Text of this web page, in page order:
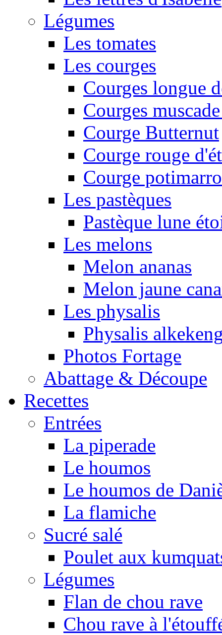
Légumes
Les tomates
Les courges
Courges longue
Courges
Courge Butternut
Courge rouge
Courge
Les pastèques
Pastèque lune
Les melons
Melon ananas
Melon jaune
Les physalis
Physalis
Photos Fortage
Abattage & Découpe
Recettes
Entrées
La piperade
Le houmos
Le houmos de
La flamiche
Sucré salé
Poulet aux
Légumes
Flan de chou rave
Chou rave à